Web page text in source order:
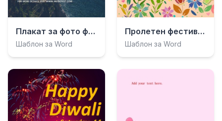
Плакат за фото фестивал „Синьо море“
Шаблон за Word
Пролетен фестивален плакат
Шаблон за Word